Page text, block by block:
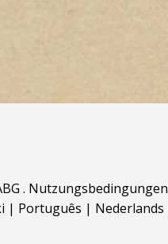
. Nutzungsbedingungen
| Português | Nederlands